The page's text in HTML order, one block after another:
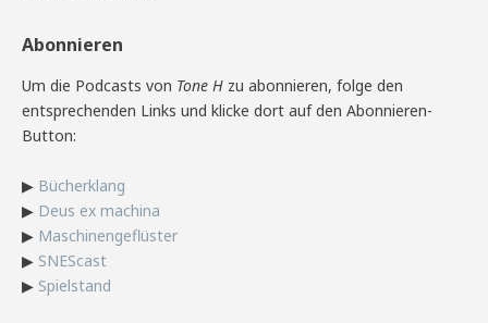
Abonnieren
Um die Podcasts von Tone H zu abonnieren, folge den
entsprechenden Links und klicke dort auf den Abonnieren-
Button:
▶ Bücherklang
▶ Deus ex machina
▶ Maschinengeflüster
▶ SNEScast
▶ Spielstand